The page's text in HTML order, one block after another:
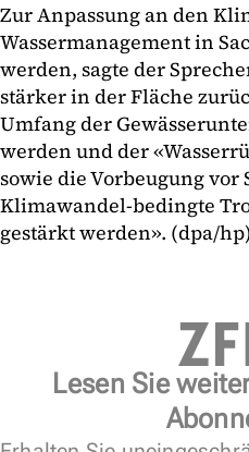
Zur Anpassung an den
Wassermanagement in
werden, sagte der
stärker in der Fläche
Umfang der
werden und der
sowie die Vorbeugung vor
Klimawandel-bedingte
gestärkt werden». (dpa/hp)
Lesen Sie